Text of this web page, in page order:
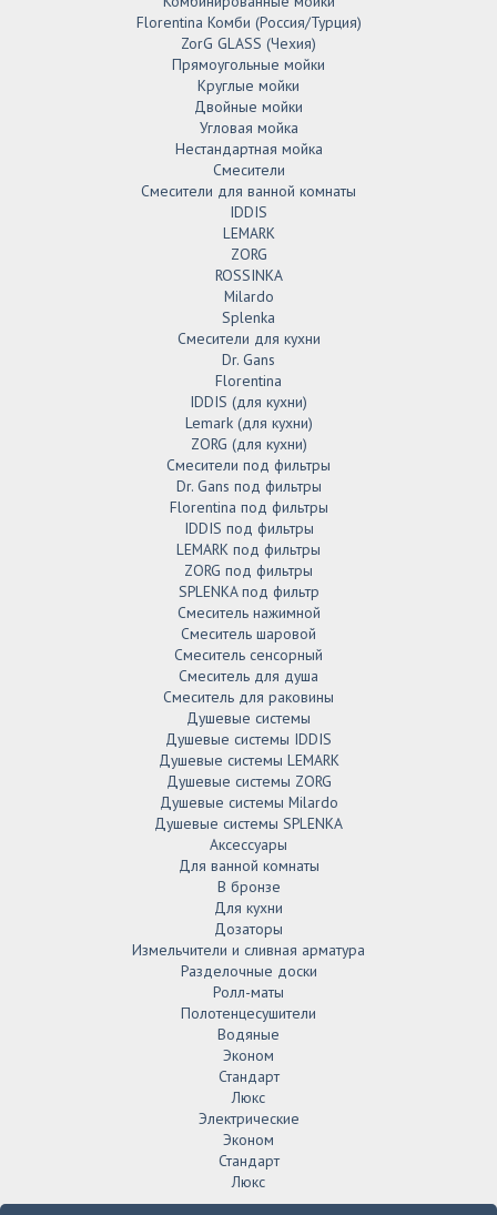
Florentina Комби (Россия/Турция)
ZorG GLASS (Чехия)
Прямоугольные мойки
Круглые мойки
Двойные мойки
Угловая мойка
Нестандартная мойка
Смесители
Смесители для ванной комнаты
IDDIS
LEMARK
ZORG
ROSSINKA
Milardo
Splenka
Смесители для кухни
Dr. Gans
Florentina
IDDIS (для кухни)
Lemark (для кухни)
ZORG (для кухни)
Смесители под фильтры
Dr. Gans под фильтры
Florentina под фильтры
IDDIS под фильтры
LEMARK под фильтры
ZORG под фильтры
SPLENKA под фильтр
Смеситель нажимной
Смеситель шаровой
Смеситель сенсорный
Смеситель для душа
Смеситель для раковины
Душевые системы
Душевые системы IDDIS
Душевые системы LEMARK
Душевые системы ZORG
Душевые системы Milardo
Душевые системы SPLENKA
Аксессуары
Для ванной комнаты
В бронзе
Для кухни
Дозаторы
Измельчители и сливная арматура
Разделочные доски
Ролл-маты
Полотенцесушители
Водяные
Эконом
Стандарт
Люкс
Электрические
Эконом
Стандарт
Люкс